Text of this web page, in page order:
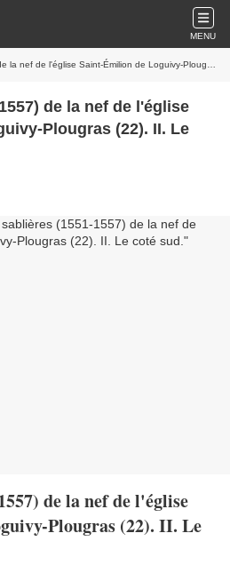
MENU
l'église Saint-Émilion de Loguivy-Plougras (22). II. Le coté sud.
de la nef de l'église
Plougras (22). II. Le
de la nef de l'église
Plougras (22). II. Le